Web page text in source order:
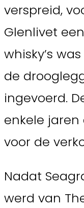
verspreid,
Glenlivet
whisky’s
de
ingevoerd.
enkele jaren
voor de
Nadat
werd van